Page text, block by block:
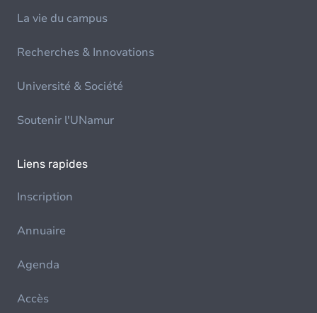
La vie du campus
Recherches & Innovations
Université & Société
Soutenir l'UNamur
Liens rapides
Inscription
Annuaire
Agenda
Accès